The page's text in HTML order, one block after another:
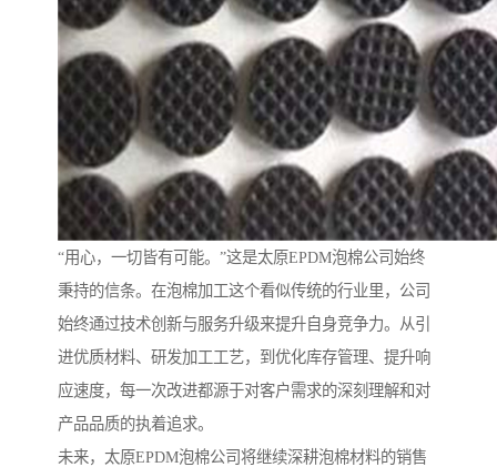
“用心，一切皆有可能。”这是太原EPDM泡棉公司始终
秉持的信条。在泡棉加工这个看似传统的行业里，公司
始终通过技术创新与服务升级来提升自身竞争力。从引
进优质材料、研发加工工艺，到优化库存管理、提升响
应速度，每一次改进都源于对客户需求的深刻理解和对
产品品质的执着追求。
未来，太原EPDM泡棉公司将继续深耕泡棉材料的销售